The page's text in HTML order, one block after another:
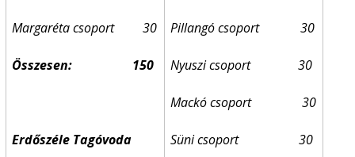
Margaréta csoport 30
Összesen: 150
Erdőszéle Tagóvoda
Pillangó csoport 30
Nyuszi csoport 30
Mackó csoport 30
Süni csoport 30